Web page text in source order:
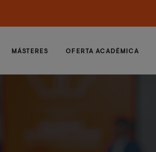
MÁSTERES OFERTA ACADÉMICA